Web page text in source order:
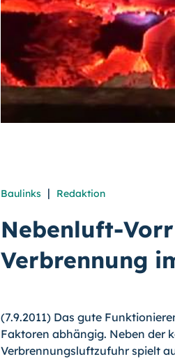
Baulinks | Redaktion
Nebenluft-
Verbrennung
(7.9.2011) Das gute
Faktoren abhängig. Neben der
Verbrennungsluftzufuhr spielt